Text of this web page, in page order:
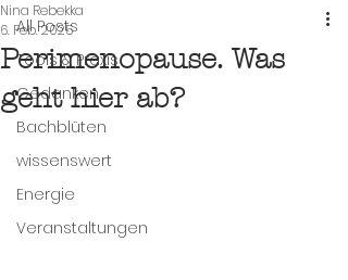
All Posts
Tools & Praxis
Gedanken
Bachblüten
wissenswert
Energie
Veranstaltungen
Perimenopause. Was
geht hier ab?
Nina Rebekka
6. Feb. 2025